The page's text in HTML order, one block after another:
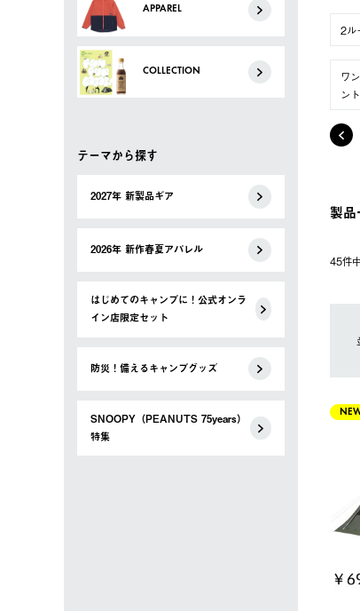
APPAREL
COLLECTION
テーマから探す
2027年 新製品ギア
2026年 新作春夏アパレル
はじめてのキャンプに！公式オンラ
イン店限定セット
防災！備えるキャンプグッズ
SNOOPY（PEANUTS 75years）
特集
2ル
ワ
ント
製品
45件